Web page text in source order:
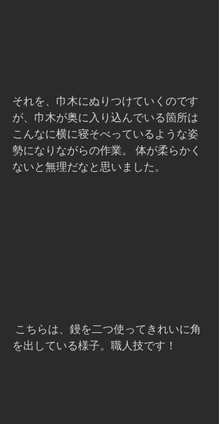
それを、巾木にぬりつけていくのです
が、巾木が奥に入り込んでいる箇所は
こんなに横に寝そべっているような姿
勢になりながらの作業。 体が柔らかく
ないと無理だなと思いました。
を出している様子。職人技です！